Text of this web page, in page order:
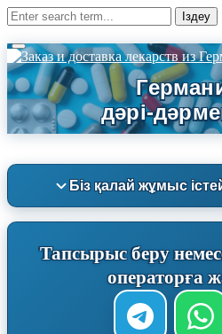
Біз қалай жұмыс
Тапсырыс беру
операторға